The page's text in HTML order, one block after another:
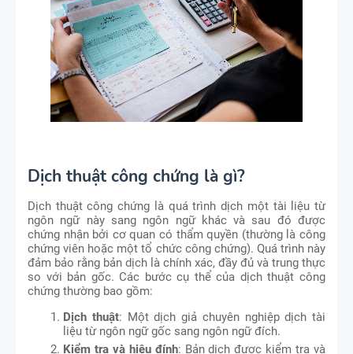
Dịch thuật công chứng là gì?
Dịch thuật công chứng là quá trình dịch một tài liệu từ
ngôn ngữ này sang ngôn ngữ khác và sau đó được
chứng nhận bởi cơ quan có thẩm quyền (thường là công
chứng viên hoặc một tổ chức công chứng). Quá trình này
đảm bảo rằng bản dịch là chính xác, đầy đủ và trung thực
so với bản gốc. Các bước cụ thể của dịch thuật công
chứng thường bao gồm:
Dịch thuật: Một dịch giả chuyên nghiệp dịch tài
liệu từ ngôn ngữ gốc sang ngôn ngữ đích.
Kiểm tra và hiệu đính: Bản dịch được kiểm tra và